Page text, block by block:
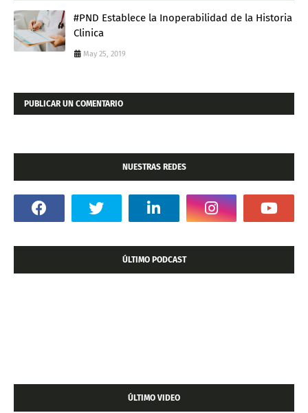
#PND Establece la Inoperabilidad de la Historia
Clinica
May 25, 2019
PUBLICAR UN COMENTARIO
NUESTRAS REDES
ÚLTIMO PODCAST
ÚLTIMO VIDEO